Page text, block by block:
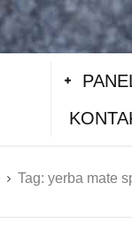
Tag: yerba mate